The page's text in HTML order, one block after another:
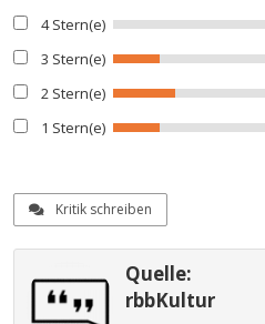
4 Stern(e)
3 Stern(e)
2 Stern(e)
1 Stern(e)
Kritik schreiben
Quelle:
rbbKultur